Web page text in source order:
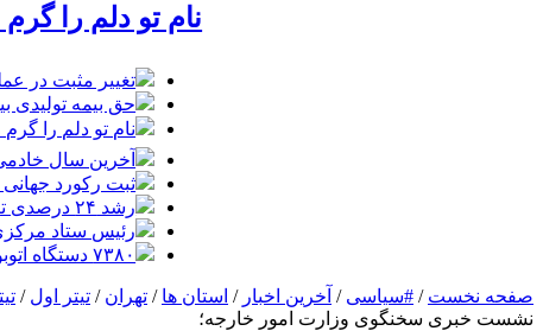
نام تو دلم را
تغییر مثبت در
حق بیمه تولیدی بیمه ملت در چهار
نام تو دلم را
آخرین سال
ثبت رکورد جهانی
رشد ۲۴ درصدی تردد زائران در اربعین از مرز مهران
رئیس ستاد مرکزی
۷۳۸۰ دستگاه اتوبوس برای جابه‌جایی زائران اربعین به‌ کارگیری شد
صفحه نخست / #سیاسی / آخرین اخبار / استان ها / تهران / تیتر اول /
نشست خبری سخنگوی وزارت امور خارجه؛